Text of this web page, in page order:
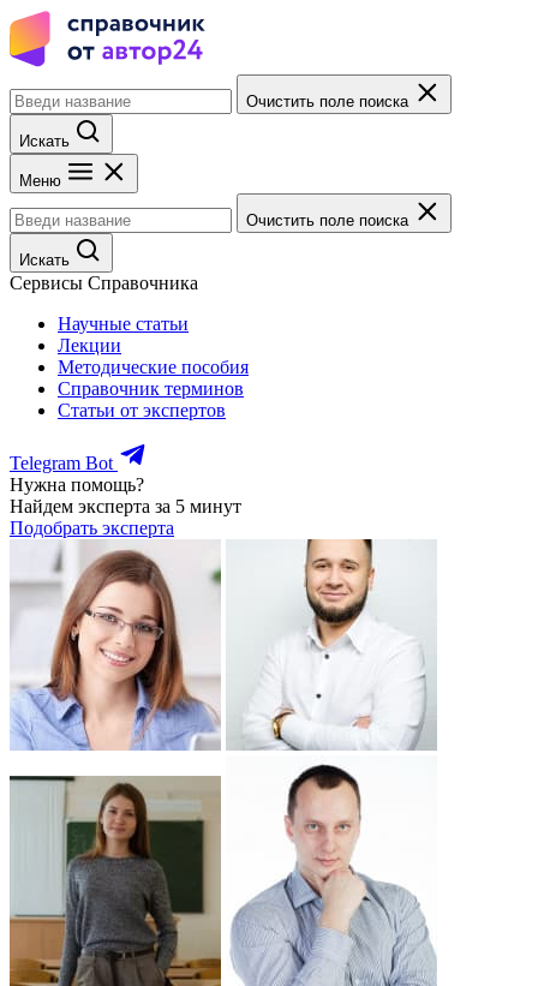
Очистить поле поиска
Искать
Меню
Очистить поле поиска
Искать
Сервисы Справочника
Научные статьи
Лекции
Методические пособия
Справочник терминов
Статьи от экспертов
Telegram Bot
Нужна помощь?
Найдем эксперта за 5 минут
Подобрать эксперта